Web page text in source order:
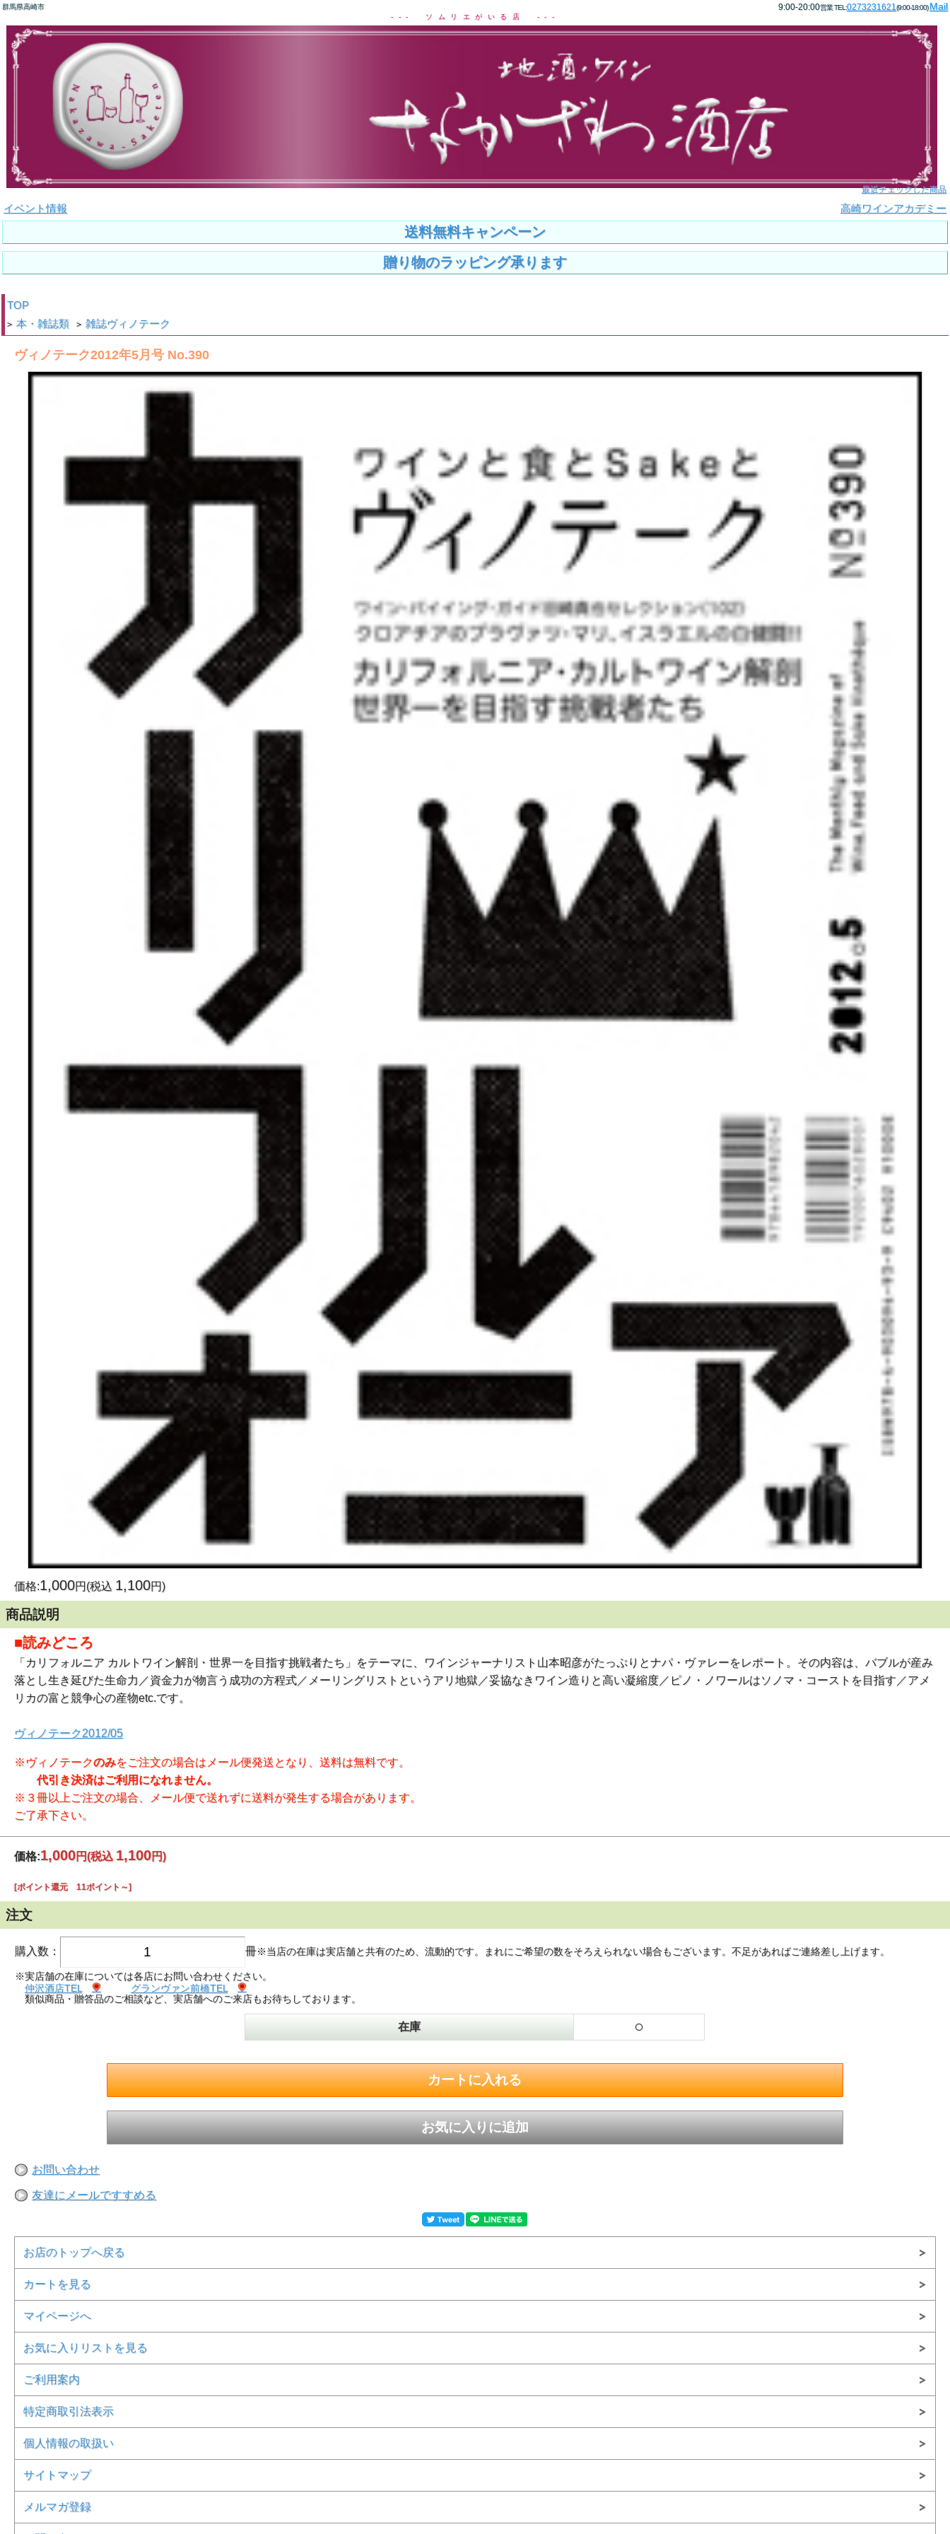
群馬県高崎市 9:00-20:00営業 TEL:0273231621(9:00-18:00)Mail
--- ソムリエがいる店 ---
最近チェックした商品
イベント情報 高崎ワインアカデミー
送料無料キャンペーン
贈り物のラッピング承ります
TOP
> 本・雑誌類 > 雑誌ヴィノテーク
ヴィノテーク2012年5月号 No.390
価格:1,000円(税込 1,100円)
商品説明
■読みどころ
「カリフォルニア カルトワイン解剖・世界一を目指す挑戦者たち」をテーマに、ワインジャーナリスト山本昭彦がたっぷりとナパ・ヴァレーをレポート。その内容は、バブルが産み
落とし生き延びた生命力／資金力が物言う成功の方程式／メーリングリストというアリ地獄／妥協なきワイン造りと高い凝縮度／ピノ・ノワールはソノマ・コーストを目指す／アメ
リカの富と競争心の産物etc.です。
ヴィノテーク2012/05
※ヴィノテークのみをご注文の場合はメール便発送となり、送料は無料です。
代引き決済はご利用になれません。
※３冊以上ご注文の場合、メール便で送れずに送料が発生する場合があります。
ご了承下さい。
価格:1,000円(税込 1,100円)
[ポイント還元 11ポイント～]
注文
購入数： 冊※当店の在庫は実店舗と共有のため、流動的です。まれにご希望の数をそろえられない場合もございます。不足があればご連絡差し上げます。
※実店舗の在庫については各店にお問い合わせください。
仲沢酒店TEL
グランヴァン前橋TEL
類似商品・贈答品のご相談など、実店舗へのご来店もお待ちしております。
在庫 ○
お問い合わせ
友達にメールですすめる
お店のトップへ戻る
カートを見る
マイページへ
お気に入りリストを見る
ご利用案内
特定商取引法表示
個人情報の取扱い
サイトマップ
メルマガ登録